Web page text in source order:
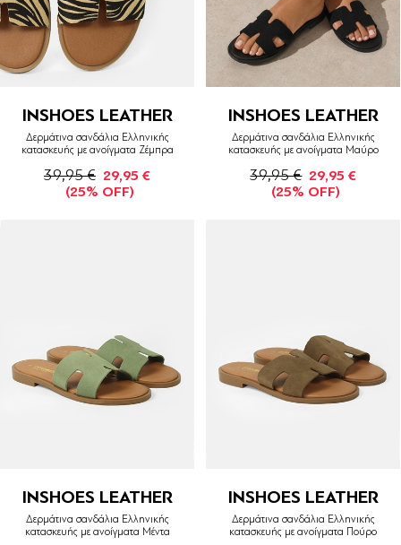
INSHOES LEATHER
Δερμάτινα σανδάλια Ελληνικής
κατασκευής με ανοίγματα Ζέμπρα
39,95 € 29,95 €
(25% OFF)
INSHOES LEATHER
Δερμάτινα σανδάλια Ελληνικής
κατασκευής με ανοίγματα Μαύρο
39,95 € 29,95 €
(25% OFF)
INSHOES LEATHER
Δερμάτινα σανδάλια Ελληνικής
κατασκευής με ανοίγματα Μέντα
INSHOES LEATHER
Δερμάτινα σανδάλια Ελληνικής
κατασκευής με ανοίγματα Πούρο